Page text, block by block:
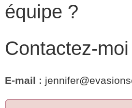
équipe ?
Contactez-moi
E-mail :